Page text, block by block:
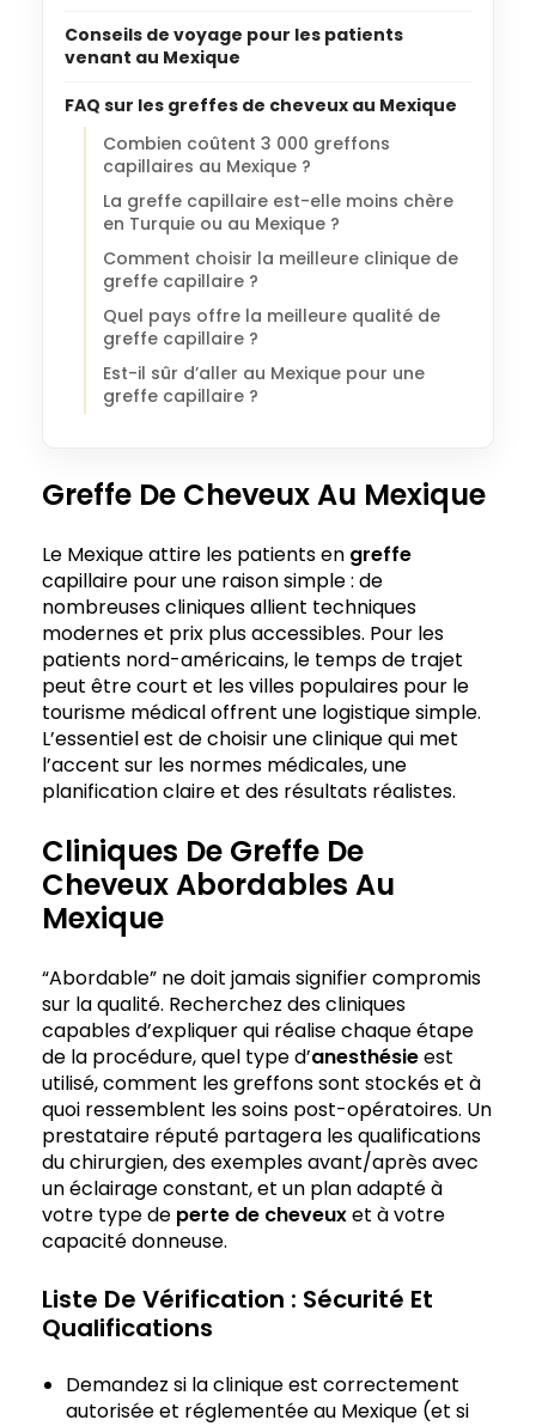
Conseils de voyage pour les patients
venant au Mexique
FAQ sur les greffes de cheveux au Mexique
Combien coûtent 3 000 greffons
capillaires au Mexique ?
La greffe capillaire est-elle moins chère
en Turquie ou au Mexique ?
Comment choisir la meilleure clinique de
greffe capillaire ?
Quel pays offre la meilleure qualité de
greffe capillaire ?
Est-il sûr d’aller au Mexique pour une
greffe capillaire ?
Greffe De Cheveux Au Mexique
Le Mexique attire les patients en greffe
capillaire pour une raison simple : de
nombreuses cliniques allient techniques
modernes et prix plus accessibles. Pour les
patients nord-américains, le temps de trajet
peut être court et les villes populaires pour le
tourisme médical offrent une logistique simple.
L’essentiel est de choisir une clinique qui met
l’accent sur les normes médicales, une
planification claire et des résultats réalistes.
Cliniques De Greffe De
Cheveux Abordables Au
Mexique
“Abordable” ne doit jamais signifier compromis
sur la qualité. Recherchez des cliniques
capables d’expliquer qui réalise chaque étape
de la procédure, quel type d’anesthésieest
utilisé, comment les greffons sont stockés et à
quoi ressemblent les soins post-opératoires. Un
prestataire réputé partagera les qualifications
du chirurgien, des exemples avant/après avec
un éclairage constant, et un plan adapté à
votre type de perte de cheveuxet à votre
capacité donneuse.
Liste De Vérification : Sécurité Et
Qualifications
Demandez si la clinique est correctement
autorisée et réglementée au Mexique (et si